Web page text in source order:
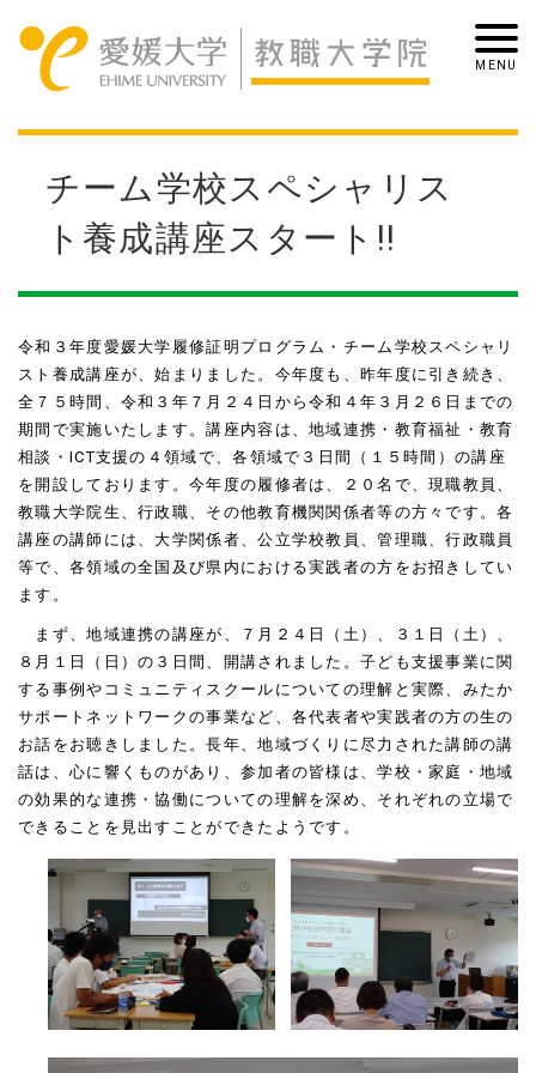
チーム学校スペシャリス
ト養成講座スタート!!
令和３年度愛媛大学履修証明プログラム・チーム学校スペシャリ
スト養成講座が、始まりました。今年度も、昨年度に引き続き、
全７５時間、令和３年７月２４日から令和４年３月２６日までの
期間で実施いたします。講座内容は、地域連携・教育福祉・教育
相談・ICT支援の４領域で、各領域で３日間（１５時間）の講座
を開設しております。今年度の履修者は、２０名で、現職教員、
教職大学院生、行政職、その他教育機関関係者等の方々です。各
講座の講師には、大学関係者、公立学校教員、管理職、行政職員
等で、各領域の全国及び県内における実践者の方をお招きしてい
ます。
まず、地域連携の講座が、７月２４日（土）、３１日（土）、
８月１日（日）の３日間、開講されました。子ども支援事業に関
する事例やコミュニティスクールについての理解と実際、みたか
サポートネットワークの事業など、各代表者や実践者の方の生の
お話をお聴きしました。長年、地域づくりに尽力された講師の講
話は、心に響くものがあり、参加者の皆様は、学校・家庭・地域
の効果的な連携・協働についての理解を深め、それぞれの立場で
できることを見出すことができたようです。